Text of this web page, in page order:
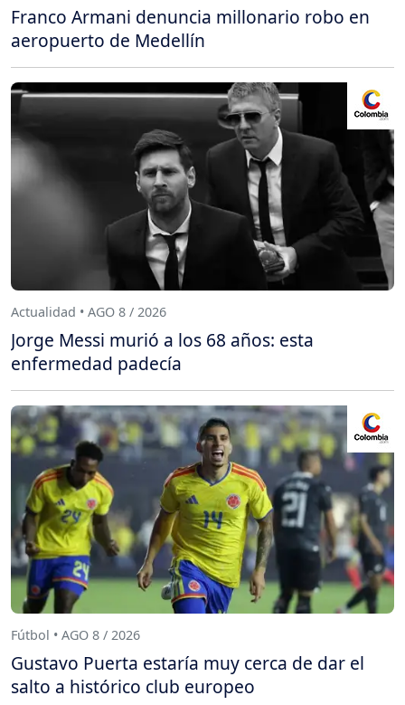
Franco Armani denuncia millonario robo en
aeropuerto de Medellín
Actualidad • AGO 8 / 2026
Jorge Messi murió a los 68 años: esta
enfermedad padecía
Fútbol • AGO 8 / 2026
Gustavo Puerta estaría muy cerca de dar el
salto a histórico club europeo